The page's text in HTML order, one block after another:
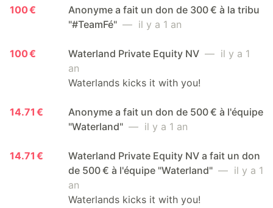
100 €
Anonyme a fait un don de 300 € à la tribu
"#TeamFé" — il y a 1 an
100 € Waterland Private Equity NV — il y a 1
an
Waterlands kicks it with you!
14.71 €
Anonyme a fait un don de 500 € à l'équipe
"Waterland" — il y a 1 an
14.71 €
Waterland Private Equity NV a fait un don
de 500 € à l'équipe "Waterland" — il y a 1
an
Waterlands kicks it with you!